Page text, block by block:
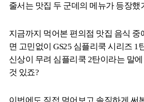
줄서는 맛집 두 군데의 메뉴가 등장했
지금까지 먹어본 편의점 맛집 음식 중
면 고민없이 GS25 심플리쿡 시리즈 1
신상이 무려 심플리쿡 2탄이라는 말
것 있죠?